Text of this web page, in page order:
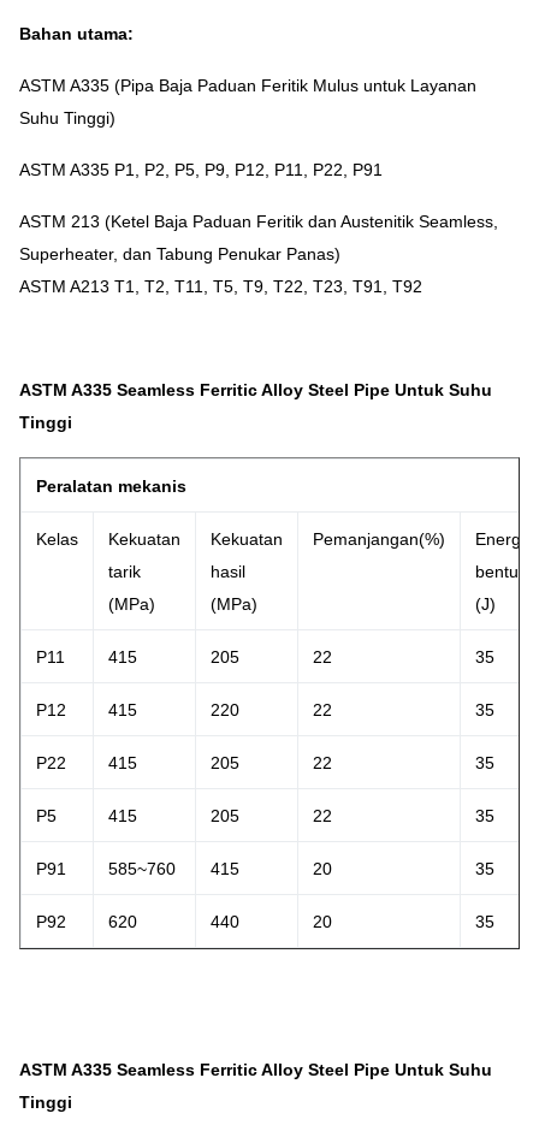
Bahan utama:
ASTM A335 (Pipa Baja Paduan Feritik Mulus untuk Layanan
Suhu Tinggi)
ASTM A335 P1, P2, P5, P9, P12, P11, P22, P91
ASTM 213 (Ketel Baja Paduan Feritik dan Austenitik Seamless,
Superheater, dan Tabung Penukar Panas)
ASTM A213 T1, T2, T11, T5, T9, T22, T23, T91, T92
ASTM A335 Seamless Ferritic Alloy Steel Pipe Untuk Suhu
Tinggi
Peralatan mekanis
Kelas
Kekuatan
tarik
(MPa)
Kekuatan
hasil
(MPa)
Pemanjangan(%)
Energi
(J)
P11 415 205 22 35
P12 415 220 22 35
P22 415 205 22 35
P5 415 205 22 35
P91 585~760 415 20 35
P92 620 440 20 35
ASTM A335 Seamless Ferritic Alloy Steel Pipe Untuk Suhu
Tinggi